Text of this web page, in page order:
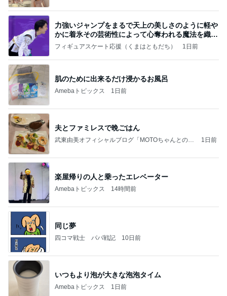
力強いジャンプをまるで天上の美しさのように軽や
かに着氷その芸術性によって心奪われる魔法を織り
なす
フィギュアスケート応援（くまはともだち） 1日前
肌のために出来るだけ浸かるお風呂
Amebaトピックス 1日前
夫とファミレスで晩ごはん
武東由美オフィシャルブログ「MOTOちゃんとのは
1日前
楽屋帰りの人と乗ったエレベーター
Amebaトピックス 14時間前
同じ夢
四コマ戦士 パパ戦記 10日前
いつもより泡が大きな泡泡タイム
Amebaトピックス 1日前